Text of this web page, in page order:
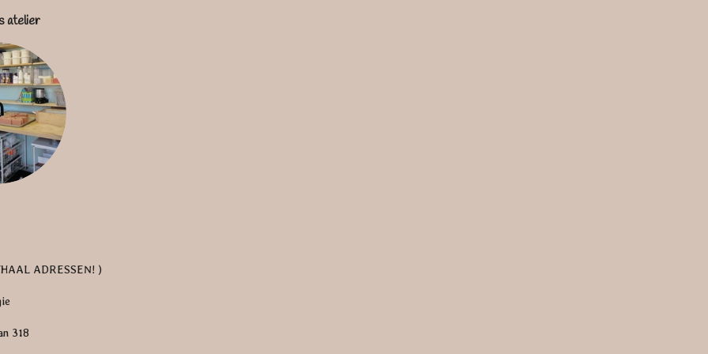
atelier
ADRESSEN! )
318